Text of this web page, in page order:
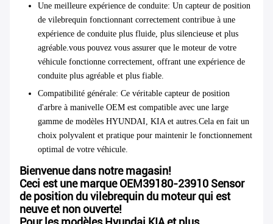
Une meilleure expérience de conduite: Un capteur de position
de vilebrequin fonctionnant correctement contribue à une
expérience de conduite plus fluide, plus silencieuse et plus
agréable.vous pouvez vous assurer que le moteur de votre
véhicule fonctionne correctement, offrant une expérience de
conduite plus agréable et plus fiable.
Compatibilité générale: Ce véritable capteur de position
d'arbre à manivelle OEM est compatible avec une large
gamme de modèles HYUNDAI, KIA et autres.Cela en fait un
choix polyvalent et pratique pour maintenir le fonctionnement
optimal de votre véhicule.
Bienvenue dans notre magasin!
Ceci est une marque OEM39180-23910 Sensor
de position du vilebrequin du moteur qui est
neuve et non ouverte!